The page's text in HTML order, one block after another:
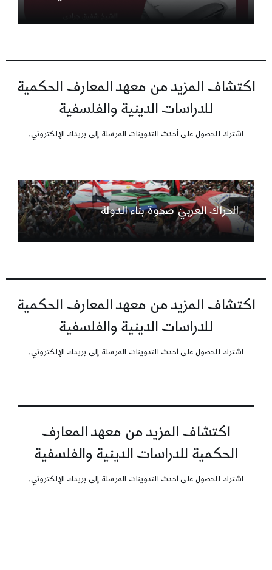
اكتشاف المزيد من معهد المعارف الحكمية
للدراسات الدينية والفلسفية
اشترك للحصول على أحدث التدوينات المرسلة إلى بريدك الإلكتروني.
الحراك العربيّ صحوة بناء الدولة
اكتشاف المزيد من معهد المعارف الحكمية
للدراسات الدينية والفلسفية
اشترك للحصول على أحدث التدوينات المرسلة إلى بريدك الإلكتروني.
اكتشاف المزيد من معهد المعارف
الحكمية للدراسات الدينية والفلسفية
اشترك للحصول على أحدث التدوينات المرسلة إلى بريدك الإلكتروني.